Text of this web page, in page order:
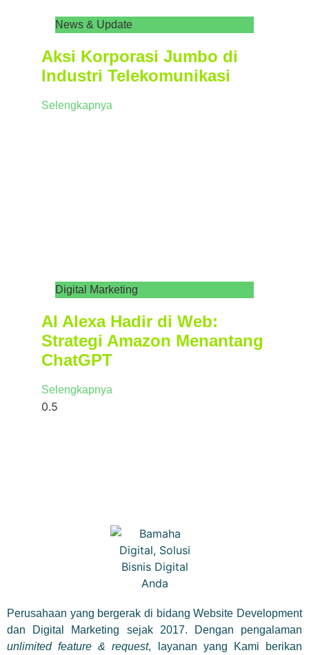
News & Update
Aksi Korporasi Jumbo di
Industri Telekomunikasi
Selengkapnya
Digital Marketing
AI Alexa Hadir di Web:
Strategi Amazon Menantang
ChatGPT
Selengkapnya
Perusahaan yang bergerak di bidang Website Development
dan Digital Marketing sejak 2017. Dengan pengalaman
unlimited feature & request, layanan yang Kami berikan